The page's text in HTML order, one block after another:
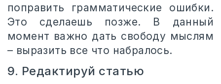
поправить грамматические ошибки.
Это сделаешь позже. В данный
момент важно дать свободу мыслям
– выразить все что набралось.
9. Редактируй статью